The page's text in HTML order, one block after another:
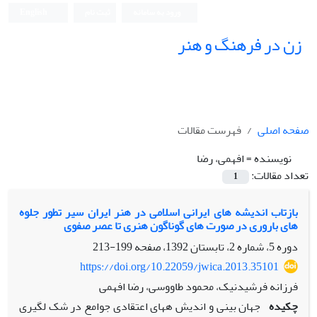
زن در فرهنگ و هنر
صفحه اصلی
فهرست مقالات
نویسنده =افهمی، رضا
تعداد مقالات:
1
بازتاب اندیشه های ایرانی اسلامی در هنر ایران سیر تطور جلوه
های باروری در صورت های گوناگون هنری تا عصر صفوی
دوره 5، شماره 2، تابستان 1392، صفحه
199-213
https://doi.org/10.22059/jwica.2013.35101
فرزانه فرشیدنیک، محمود طاووسی، رضا افهمی
چکیده جهان بینی و اندیش ههای اعتقادی جوامع در شک لگیری